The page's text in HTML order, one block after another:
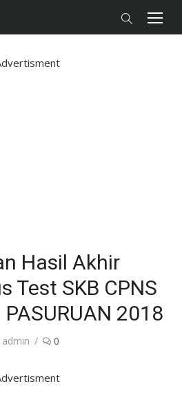
Hasil Akhir
Test SKB CPNS
PASURUAN 2018
Author
admin 0